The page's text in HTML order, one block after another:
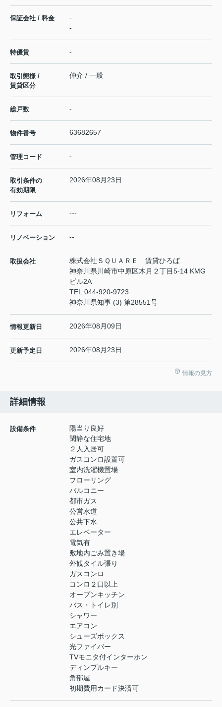
保証会社 / 料金
-
-
特優賃 -
取引態様 /
賃貸区分
仲介 / 一般
総戸数 -
物件番号 63682657
管理コード -
取引条件の
有効期限
2026年08月23日
リフォーム ---
リノベーション --
取扱会社
株式会社ＳＱＵＡＲＥ 賃貸ひろば
神奈川県川崎市中原区木月２丁目5-14 KMG
ビル2A
TEL:044-920-9723
神奈川県知事 (3) 第28551号
情報更新日 2026年08月09日
更新予定日 2026年08月23日
情報の見方
詳細情報
設備条件
陽当り良好
閑静な住宅地
２人入居可
ガスコンロ設置可
室内洗濯機置場
フローリング
バルコニー
都市ガス
公営水道
公共下水
エレベーター
電気有
敷地内ごみ置き場
外観タイル張り
ガスコンロ
コンロ２口以上
オープンキッチン
バス・トイレ別
シャワー
エアコン
シューズボックス
光ファイバー
TVモニタ付インターホン
ディンプルキー
角部屋
初期費用カード決済可